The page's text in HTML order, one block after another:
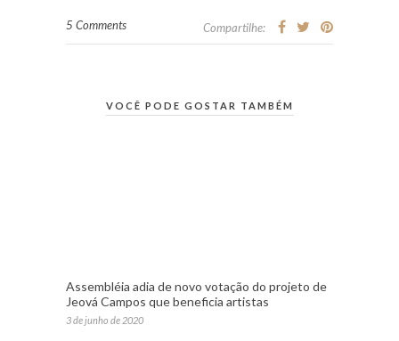
5 Comments Compartilhe:
VOCÊ PODE GOSTAR TAMBÉM
Assembléia adia de novo votação do projeto de
Jeová Campos que beneficia artistas
3 de junho de 2020